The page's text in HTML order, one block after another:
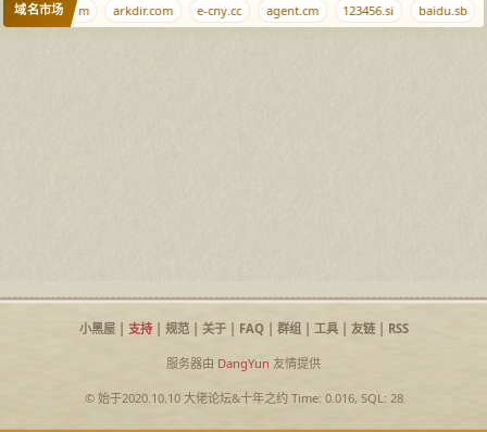
域名市场𓃇.com arkdir.com e-cny.cc agent.cm 123456.si baidu.sb
小黑屋| 支持| 规范| 关于| FAQ| 群组| 工具| 友链| RSS
服务器由 DangYun 友情提供
© 始于2020.10.10 大佬论坛&十年之约Time: 0.016, SQL: 28